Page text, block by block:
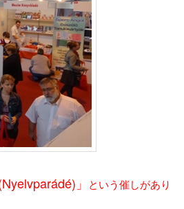
」 という催しがあり